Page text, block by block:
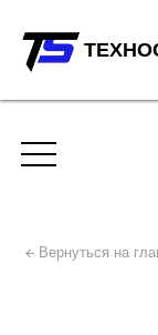
Вернуться на